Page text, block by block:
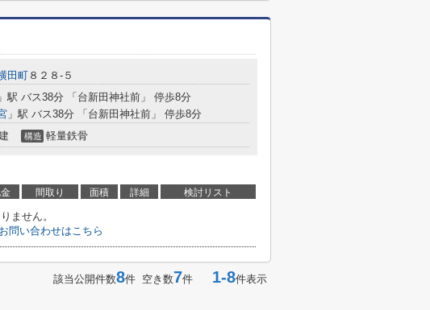
田町 ８２８-５
」駅 バス38分 「台新田神社前」 停歩8分
」駅 バス38分 「台新田神社前」 停歩8分
構造 軽量鉄骨
間取り 面積 詳細 検討リスト
ません。
問い合わせはこちら
該当公開件数8件 空き数7件 1-8件表示